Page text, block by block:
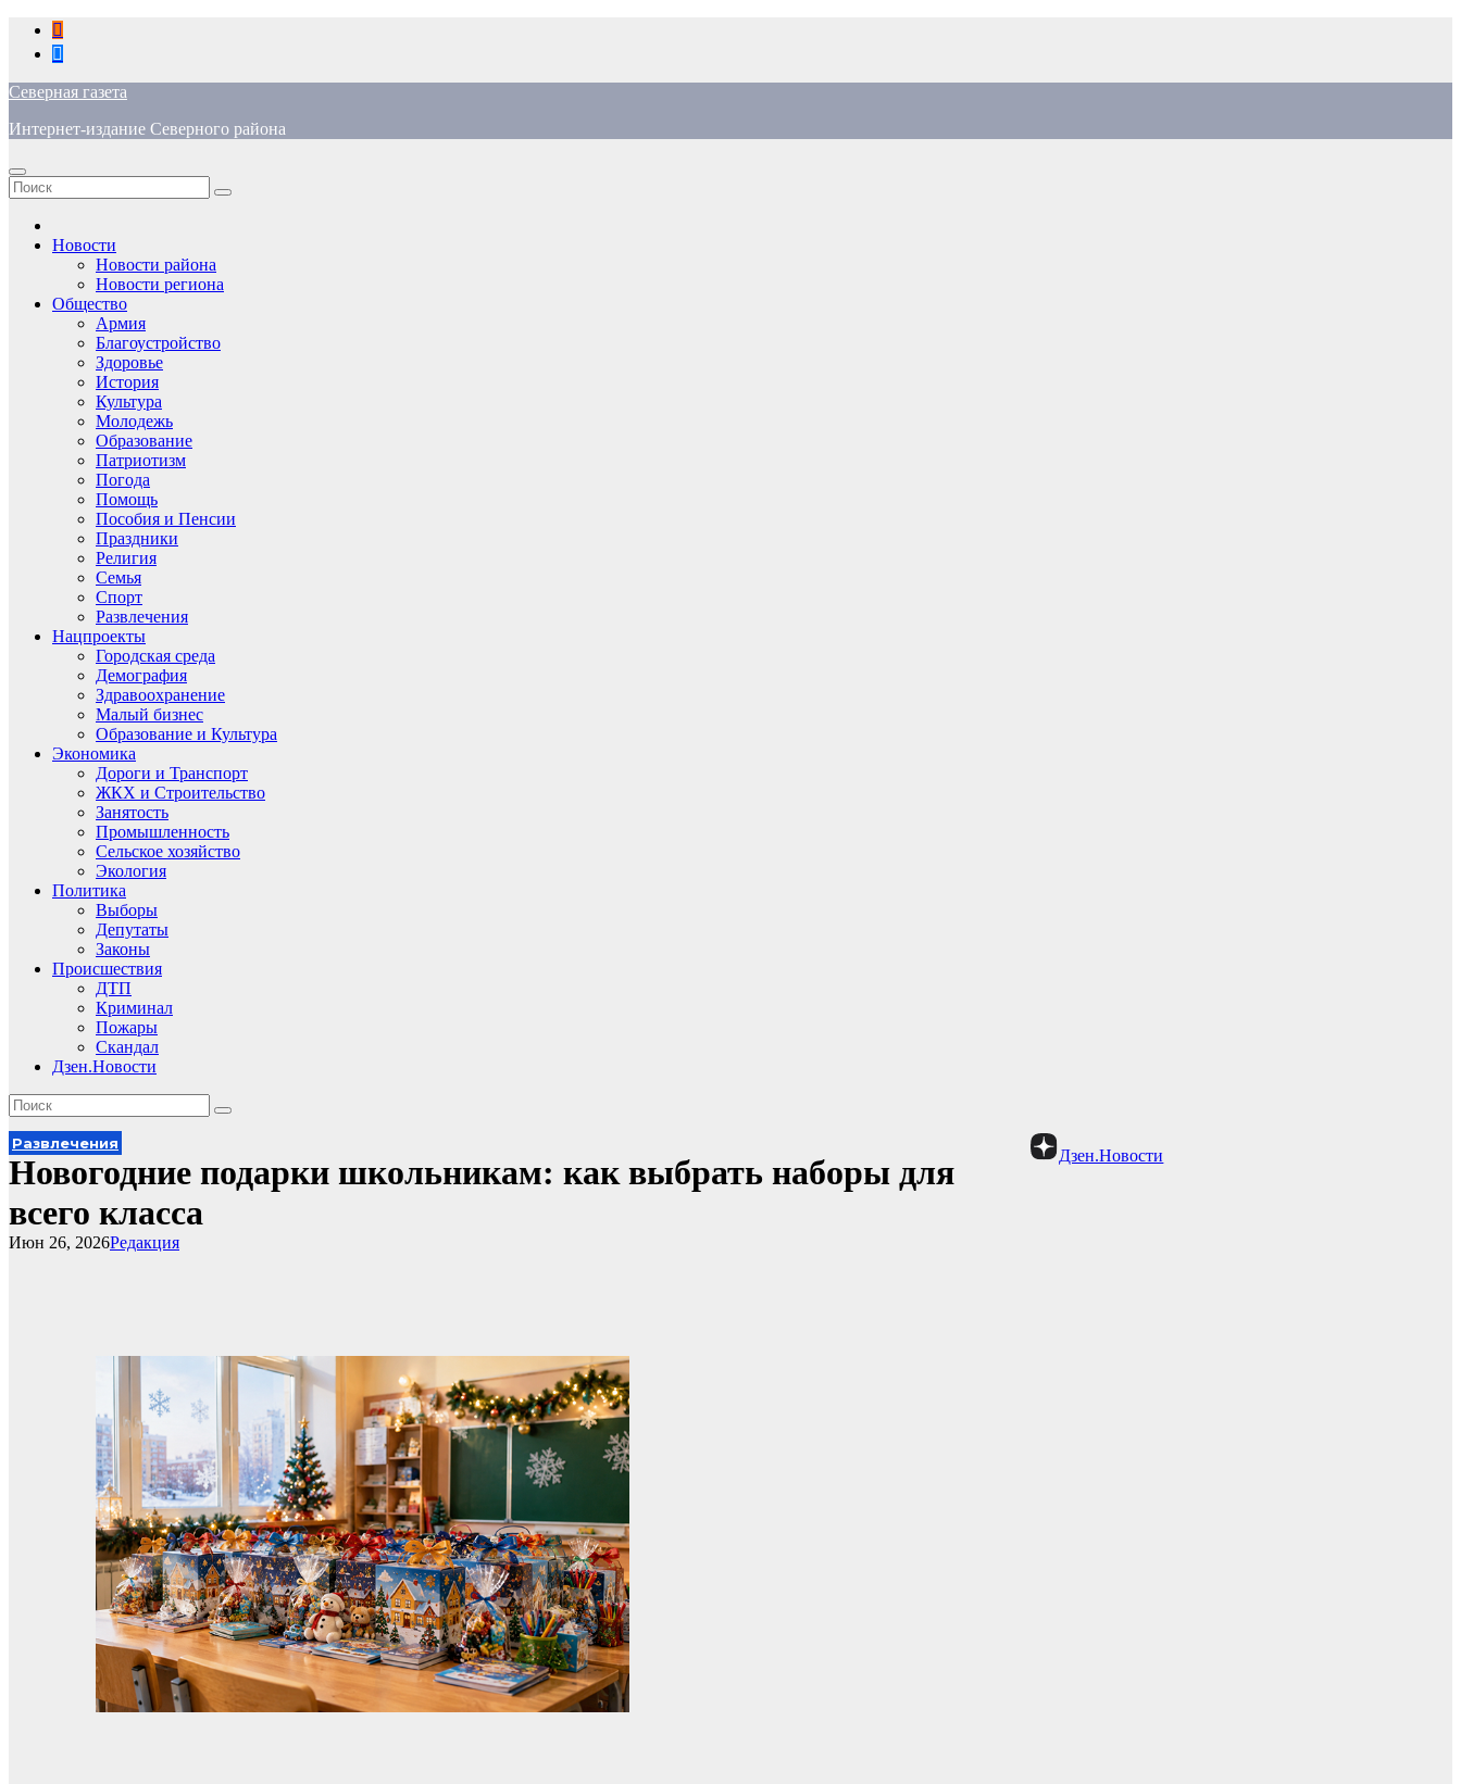
Перейти
содержимому
Северная газета
Интернет-издание Северного района
Новости
Новости района
Новости региона
Общество
Армия
Благоустройство
Здоровье
История
Культура
Молодежь
Образование
Патриотизм
Погода
Помощь
Пособия и Пенсии
Праздники
Религия
Семья
Спорт
Развлечения
Нацпроекты
Городская среда
Демография
Здравоохранение
Малый бизнес
Образование и Культура
Экономика
Дороги и Транспорт
ЖКХ и Строительство
Занятость
Промышленность
Сельское хозяйство
Экология
Политика
Выборы
Депутаты
Законы
Происшествия
ДТП
Криминал
Пожары
Скандал
Дзен.Новости
Дзен.Новости
Развлечения
Новогодние подарки школьникам: как выбрать наборы для
всего класса
Редакция
Июн 26, 2026